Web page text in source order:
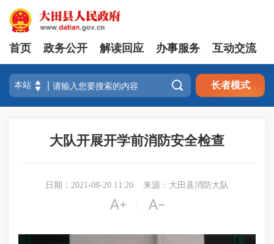
首页 政务公开 解读回应 办事服务 互动交流
 长者模式
大队开展开学前消防安全检查
日期：2021-08-20 11:20 来源：大田县消防大队
 